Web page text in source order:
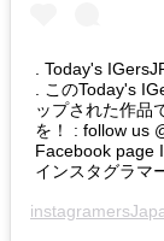
. Today's
. このToday's
ップされた作品
を！ : follow us
Facebook page
インスタグラマ